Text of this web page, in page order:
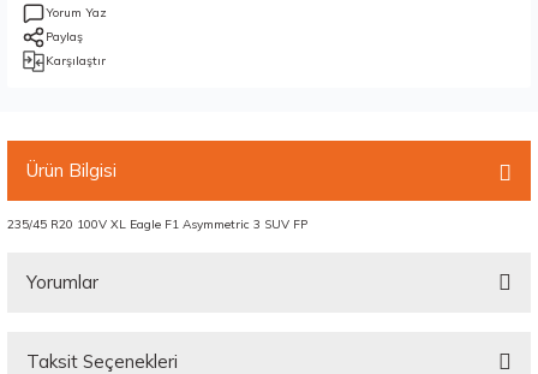
Yorum Yaz
Paylaş
Karşılaştır
Ürün Bilgisi
235/45 R20 100V XL Eagle F1 Asymmetric 3 SUV FP
Yorumlar
Taksit Seçenekleri